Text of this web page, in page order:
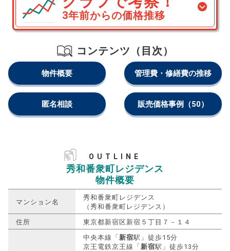
3年前からの価格推移
コンテンツ（目次）
物件概要 管理費・修繕費の推移
匿名相談 販売価格事例 （50）
OUTLINE
秀和番衆町レジデンス
物件概要
マンション名
秀和番衆町レジデンス
（秀和番衆町レジデンス）
住所
東京都新宿区新宿５丁目７－１４
中央本線「新宿駅」徒歩15分
京王電鉄京王線「新宿駅」徒歩13分